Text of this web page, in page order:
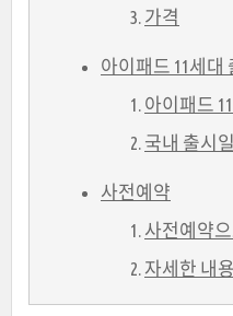
가격
아이패드 11세대
아이패드
국내 출시일
사전예약
사전예약
자세한 내용